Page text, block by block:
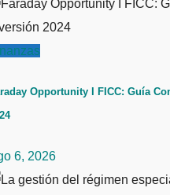
Opportunity I FICC: Guía
6, 2026